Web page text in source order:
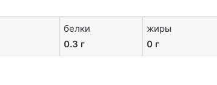
белки
0.3 г
жиры
0 г